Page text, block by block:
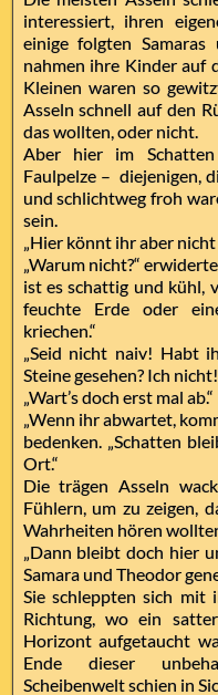
interessiert, ihren
einige folgten
nahmen ihre Kinder auf
Kleinen waren so
Asseln schnell auf den
das wollten, oder nicht.
Aber hier im
Faulpelze – diejenigen,
und schlichtweg froh
sein.
„Hier könnt ihr aber nicht
„Warum nicht?“
ist es schattig und kühl,
feuchte Erde oder
kriechen.“
„Seid nicht naiv! Habt
Steine gesehen? Ich
„Wart’s doch erst mal ab.“
„Wenn ihr abwartet,
bedenken. „Schatten
Ort.“
Die trägen Asseln
Fühlern, um zu zeigen,
Wahrheiten hören
„Dann bleibt doch hier
Samara und Theodor
Sie schleppten sich
Richtung, wo ein
Horizont aufgetaucht
Ende dieser
Scheibenwelt schien in